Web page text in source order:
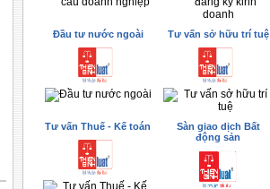
Đầu tư nước ngoài Tư vấn sở hữu trí tuệ
Tư vấn Thuế - Kế toán
Sàn giao dịch Bất
động sản